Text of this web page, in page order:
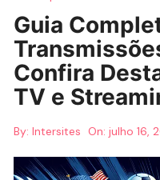
Guia
Confira
TV e
By: Intersites On:julho 16,